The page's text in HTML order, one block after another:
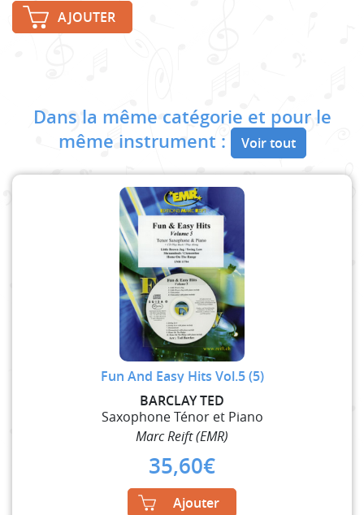
AJOUTER
Dans la même catégorie et pour le
même instrument :
Voir tout
Fun And Easy Hits Vol.5 (5)
BARCLAY TED
Saxophone Ténor et Piano
Marc Reift (EMR)
35,60€
Ajouter